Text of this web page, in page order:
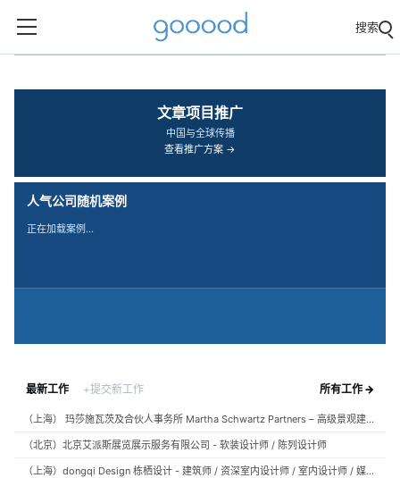
搜索
文章项目推广
中国与全球传播
查看推广方案 →
人气公司随机案例
正在加载案例…
最新工作 +提交新工作 所有工作 →
（上海） 玛莎施瓦茨及合伙人事务所 Martha Schwartz Partners – 高级景观建筑师 Senior Landscape Designer / 景观建筑师 Landscape Designer
（北京）北京艾派斯展览展示服务有限公司 - 软装设计师 / 陈列设计师
（上海）dongqi Design 栋栖设计 - 建筑师 / 资深室内设计师 / 室内设计师 / 媒体及公共关系主管 / 设计实习生（常年招聘）